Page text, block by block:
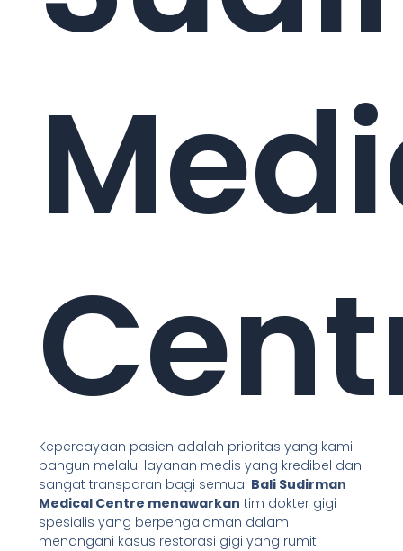
Kepercayaan pasien adalah prioritas yang kami
bangun melalui layanan medis yang kredibel dan
sangat transparan bagi semua. Bali Sudirman
Medical Centre menawarkan tim dokter gigi
spesialis yang berpengalaman dalam
menangani kasus restorasi gigi yang rumit.